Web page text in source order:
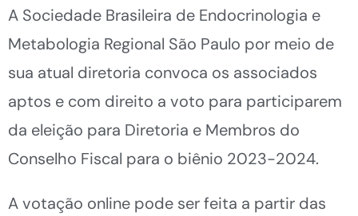
A Sociedade Brasileira de Endocrinologia e
Metabologia Regional São Paulo por meio de
sua atual diretoria convoca os associados
aptos e com direito a voto para participarem
da eleição para Diretoria e Membros do
Conselho Fiscal para o biênio 2023-2024.
A votação online pode ser feita a partir das